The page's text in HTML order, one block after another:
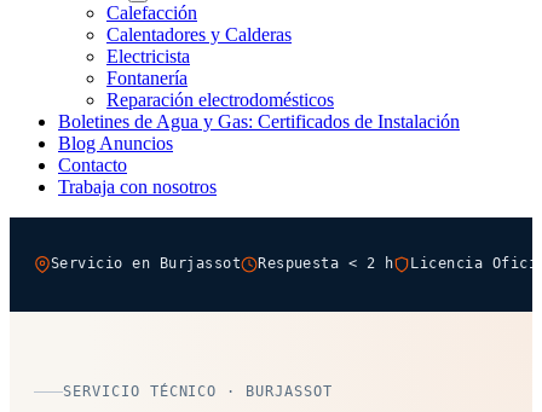
Calefacción
Calentadores y Calderas
Electricista
Fontanería
Reparación electrodomésticos
Boletines de Agua y Gas: Certificados de Instalación
Blog Anuncios
Contacto
Trabaja con nosotros
Servicio en Burjassot Respuesta < 2 h Licencia
SERVICIO TÉCNICO · BURJASSOT